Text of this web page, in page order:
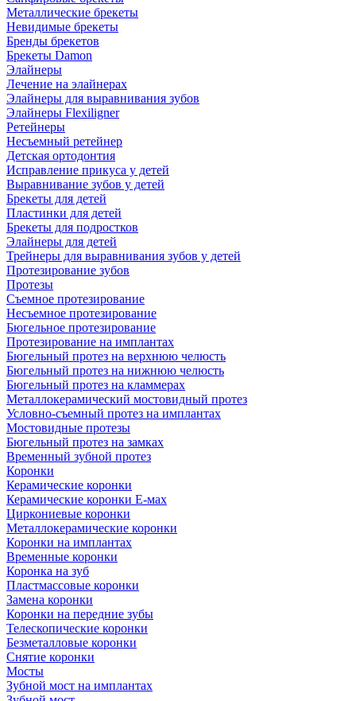
Металлические брекеты
Невидимые брекеты
Бренды брекетов
Брекеты Damon
Элайнеры
Лечение на элайнерах
Элайнеры для выравнивания зубов
Элайнеры Flexiligner
Ретейнеры
Несъемный ретейнер
Детская ортодонтия
Исправление прикуса у детей
Выравнивание зубов у детей
Брекеты для детей
Пластинки для детей
Брекеты для подростков
Элайнеры для детей
Трейнеры для выравнивания зубов у детей
Протезирование зубов
Протезы
Съемное протезирование
Несъемное протезирование
Бюгельное протезирование
Протезирование на имплантах
Бюгельный протез на верхнюю челюсть
Бюгельный протез на нижнюю челюсть
Бюгельный протез на кламмерах
Металлокерамический мостовидный протез
Условно-съемный протез на имплантах
Мостовидные протезы
Бюгельный протез на замках
Временный зубной протез
Коронки
Керамические коронки
Керамические коронки Е-мах
Циркониевые коронки
Металлокерамические коронки
Коронки на имплантах
Временные коронки
Коронка на зуб
Пластмассовые коронки
Замена коронки
Коронки на передние зубы
Телескопические коронки
Безметалловые коронки
Снятие коронки
Мосты
Зубной мост на имплантах